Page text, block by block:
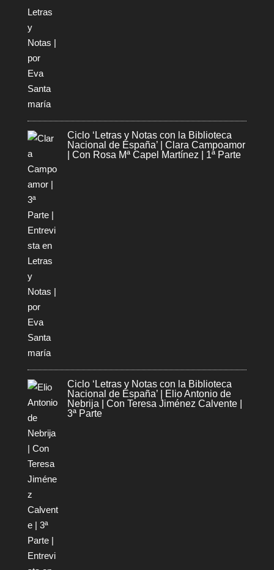
Ciclo ‘Letras y Notas con la Biblioteca
Nacional de España’ | Clara Campoamor
| Con Rosa Mª Capel Martínez | 1ª Parte
Ciclo ‘Letras y Notas con la Biblioteca
Nacional de España’ | Elio Antonio de
Nebrija | Con Teresa Jiménez Calvente |
3ª Parte